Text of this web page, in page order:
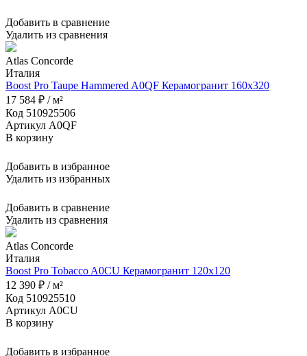
Добавить в сравнение
Удалить из сравнения
Atlas Concorde
Италия
Boost Pro Taupe Hammered A0QF Керамогранит 160x320
17 584 ₽ / м²
Код 510925506
Артикул A0QF
В корзину
Добавить в избранное
Удалить из избранных
Добавить в сравнение
Удалить из сравнения
Atlas Concorde
Италия
Boost Pro Tobacco A0CU Керамогранит 120x120
12 390 ₽ / м²
Код 510925510
Артикул A0CU
В корзину
Добавить в избранное